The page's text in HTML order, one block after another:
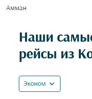
Амман
Наши
рейсы из
Эконом expand_more